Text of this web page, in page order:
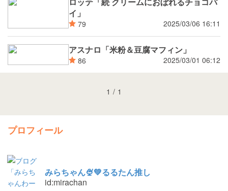
イ」
79 2025/03/06 16:11
アスナロ「米粉＆豆腐マフィン」
86 2025/03/01 06:12
1 / 1
プロフィール
みらちゃん🍨💚るるたん推し
id:mirachan